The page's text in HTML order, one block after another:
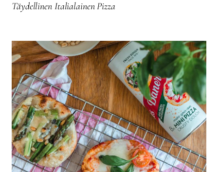
Täydellinen Italialainen Pizza